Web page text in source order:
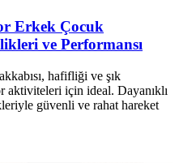
Erkek Çocuk
ve Performansı
hafifliği ve şık
aktiviteleri için ideal. Dayanıklı
güvenli ve rahat hareket